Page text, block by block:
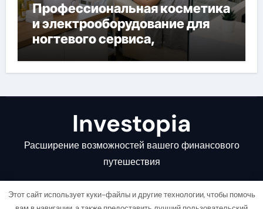
Профессиональная косметика
и электрооборудование для
ногтевого сервиса,
наращивания ресниц и
депиляции
Investopia
Расширение возможностей вашего финансового
путешествия
Этот сайт использует куки-файлы и другие технологии, чтобы помочь